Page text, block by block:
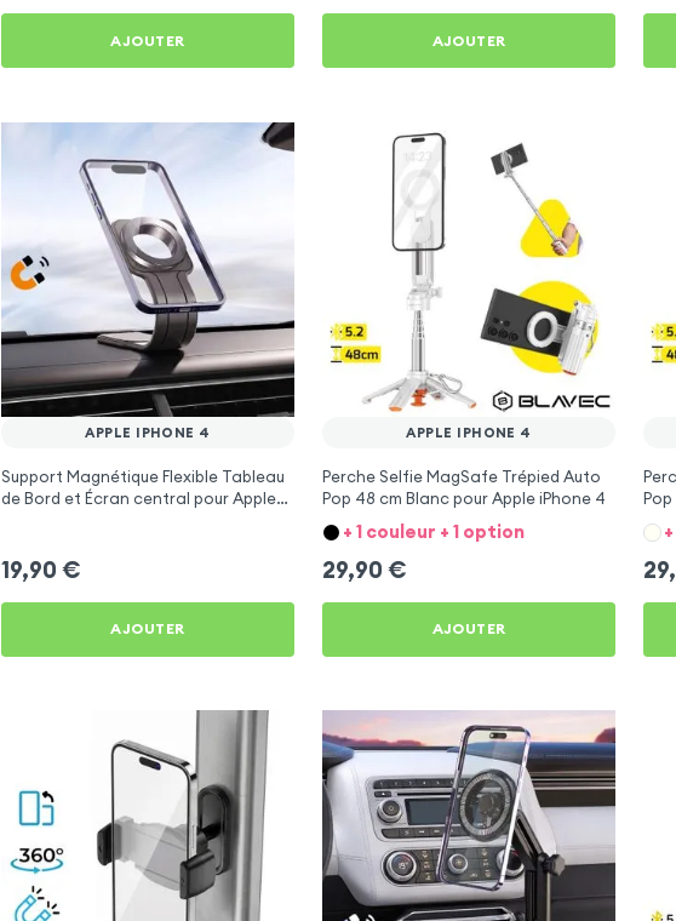
AJOUTER AJOUTER
APPLE IPHONE 4
Support Magnétique Flexible Tableau
de Bord et Écran central pour Apple
19,90 €
AJOUTER
APPLE IPHONE 4
Perche Selfie MagSafe Trépied Auto
Pop 48 cm Blanc pour Apple iPhone 4
+ 1 couleur + 1 option
29,90 €
AJOUTER